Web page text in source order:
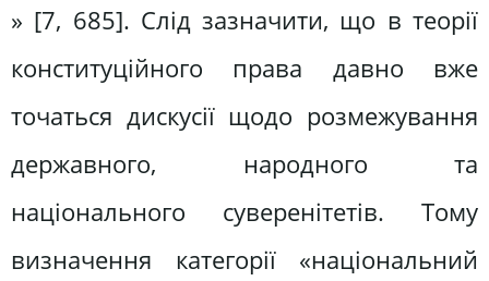
» [7, 685]. Слід зазначити, що в теорії
конституційного права давно вже
точаться дискусії щодо розмежування
державного, народного та
національного суверенітетів. Тому
визначення категорії «національний